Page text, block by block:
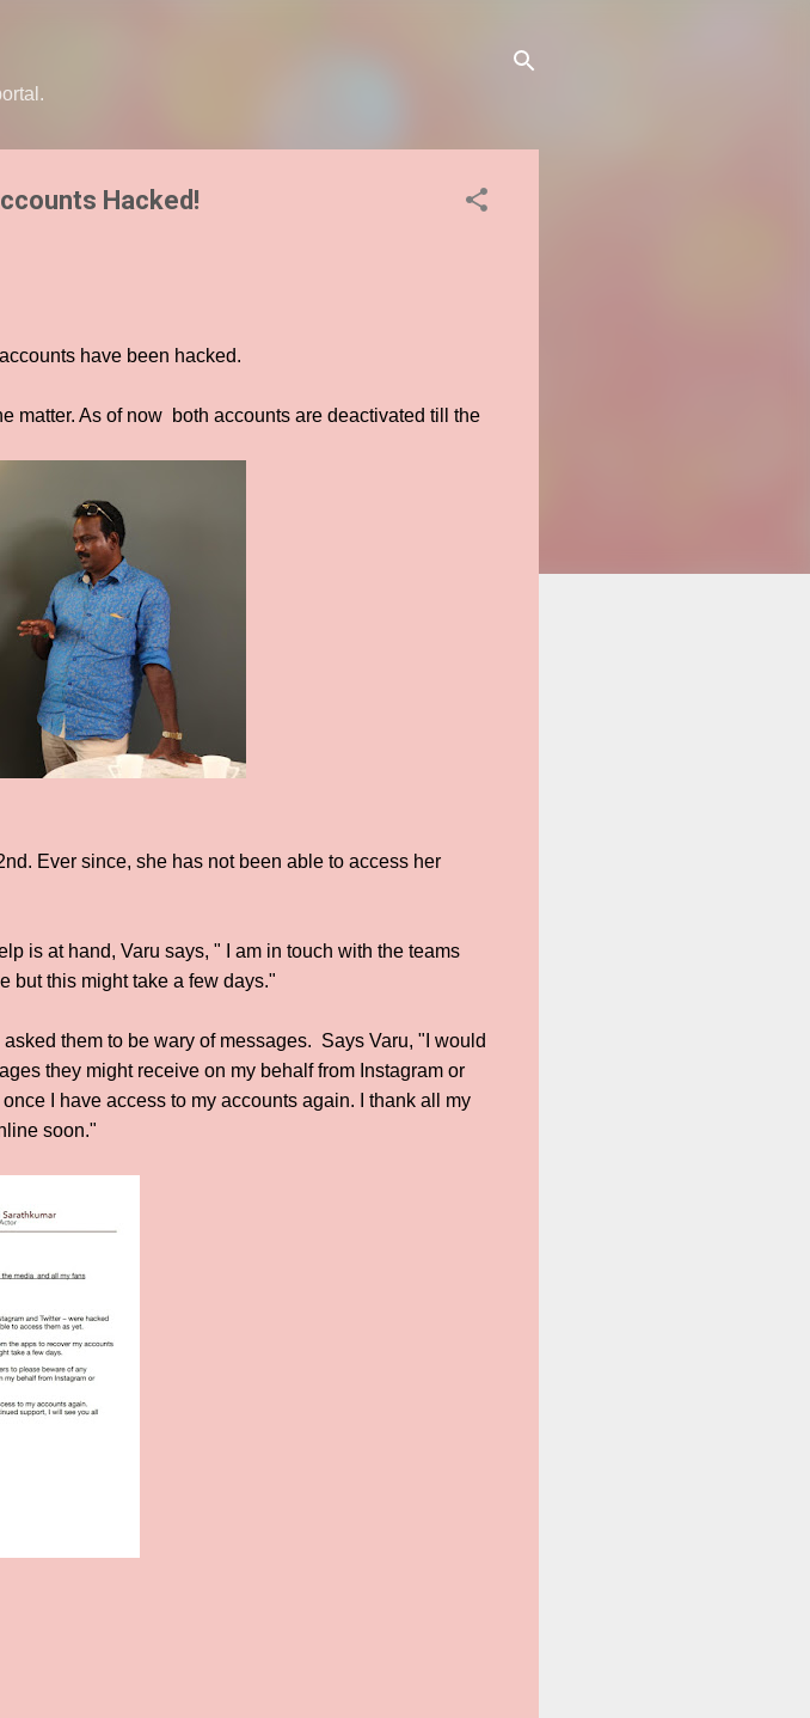
Hacked!
have been hacked.
matter. As of now both accounts are deactivated till the
Ever since, she has not been able to access her
is at hand, Varu says, " I am in touch with the teams
but this might take a few days."
them to be wary of messages. Says Varu, "I would
they might receive on my behalf from Instagram or
I have access to my accounts again. I thank all my
soon."